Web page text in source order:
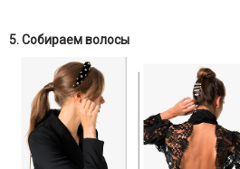
5. Собираем волосы